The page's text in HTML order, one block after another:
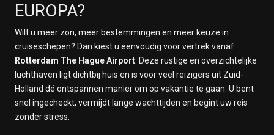
EUROPA?
Wilt u meer zon, meer bestemmingen en meer keuze in
cruiseschepen? Dan kiest u eenvoudig voor vertrek vanaf
Rotterdam The Hague Airport . Deze rustige en overzichtelijke
luchthaven ligt dichtbij huis en is voor veel reizigers uit Zuid-
Holland dé ontspannen manier om op vakantie te gaan. U bent
snel ingecheckt, vermijdt lange wachttijden en begint uw reis
zonder stress.